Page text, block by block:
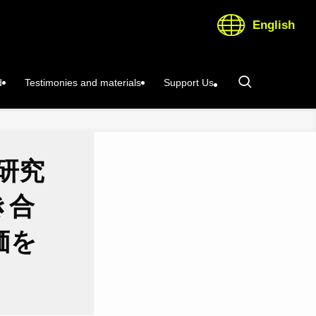
Testimonies and materials Support Us
English
究
合
を